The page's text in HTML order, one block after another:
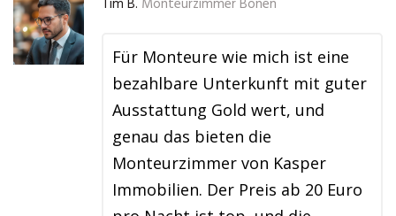
Tim B. Monteurzimmer Bönen
Für Monteure wie mich ist eine
bezahlbare Unterkunft mit guter
Ausstattung Gold wert, und
genau das bieten die
Monteurzimmer von Kasper
Immobilien. Der Preis ab 20 Euro